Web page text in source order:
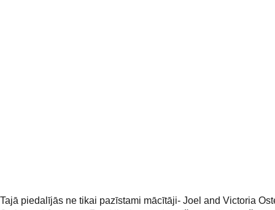
Tajā piedalījās ne tikai pazīstami mācītāji- Joel and Victoria